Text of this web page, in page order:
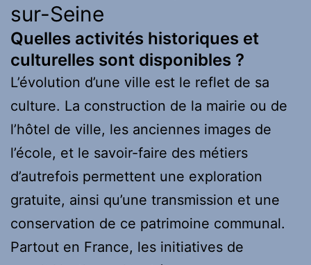
sur-Seine
Quelles activités historiques et
culturelles sont disponibles ?
L’évolution d’une ville est le reflet de sa
culture. La construction de la mairie ou de
l’hôtel de ville, les anciennes images de
l’école, et le savoir-faire des métiers
d’autrefois permettent une exploration
gratuite, ainsi qu’une transmission et une
conservation de ce patrimoine communal.
Partout en France, les initiatives de